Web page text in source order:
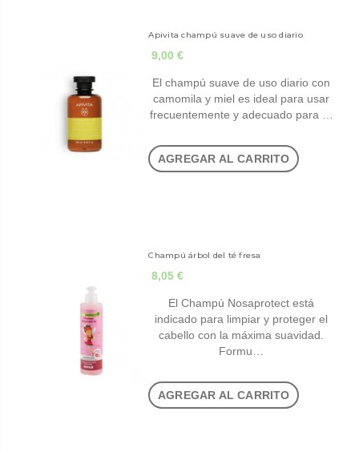
Apivita champú suave de uso diario
9,00 €
El champú suave de uso diario con
camomila y miel es ideal para usar
frecuentemente y adecuado para …
AGREGAR AL CARRITO
Champú árbol del té fresa
8,05 €
El Champú Nosaprotect está
indicado para limpiar y proteger el
cabello con la máxima suavidad.
Formu…
AGREGAR AL CARRITO